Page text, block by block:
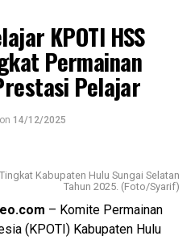
dalam sejarah Indonesia.
tim terbaik, maka
yang terbaik yang kita
pada 2030 kita bisa lolos ke
Hasnuryadi.
komitmen PSSI dalam
yang dilakukan, baik dari
KPOTI HSS
Permainan
Pelajar
on 14/12/2025
Kabupaten Hulu Sungai Selatan
Tahun 2025. (Foto/Syarif)
– Komite Permainan
(KPOTI) Kabupaten Hulu